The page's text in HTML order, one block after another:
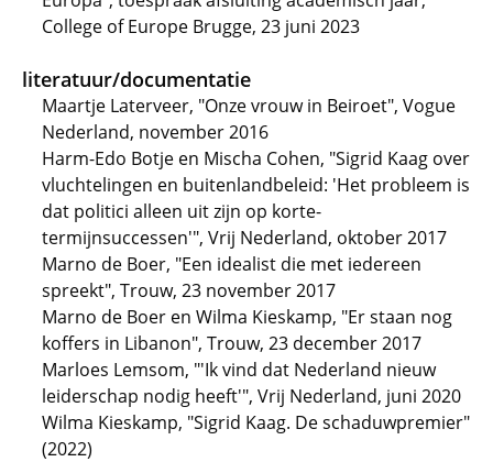
College of Europe Brugge, 23 juni 2023
literatuur/documentatie
Maartje Laterveer, "Onze vrouw in Beiroet", Vogue
Nederland, november 2016
Harm-Edo Botje en Mischa Cohen, "Sigrid Kaag over
vluchtelingen en buitenlandbeleid: 'Het probleem is
dat politici alleen uit zijn op korte-
termijnsuccessen'", Vrij Nederland, oktober 2017
Marno de Boer, "Een idealist die met iedereen
spreekt", Trouw, 23 november 2017
Marno de Boer en Wilma Kieskamp, "Er staan nog
koffers in Libanon", Trouw, 23 december 2017
Marloes Lemsom, "'Ik vind dat Nederland nieuw
leiderschap nodig heeft'", Vrij Nederland, juni 2020
Wilma Kieskamp, "Sigrid Kaag. De schaduwpremier"
(2022)